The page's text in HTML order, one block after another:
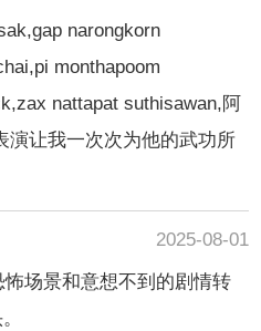
narongkorn
monthapoom
nattapat suthisawan,阿
演让我一次次为他的武功所
2025-08-01
场景和意想不到的剧情转